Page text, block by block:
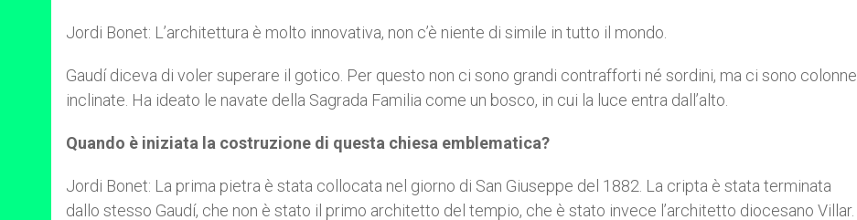
Jordi Bonet: L’architettura è molto innovativa, non c’è niente di simile in tutto il mondo.
Gaudí diceva di voler superare il gotico. Per questo non ci sono grandi contrafforti né sordini, ma ci sono colonne
inclinate. Ha ideato le navate della Sagrada Familia come un bosco, in cui la luce entra dall’alto.
Quando è iniziata la costruzione di questa chiesa emblematica?
Jordi Bonet: La prima pietra è stata collocata nel giorno di San Giuseppe del 1882. La cripta è stata terminata
dallo stesso Gaudí, che non è stato il primo architetto del tempio, che è stato invece l’architetto diocesano Villar.